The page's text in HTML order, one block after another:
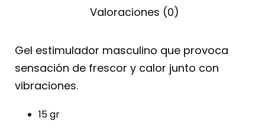
Valoraciones (0)
Gel estimulador masculino que provoca
sensación de frescor y calor junto con
vibraciones.
15 gr